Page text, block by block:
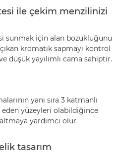
ile çekim menzilinizi
sunmak için alan bozukluğunu
kromatik sapmayı kontrol
düşük yayılımlı cama sahiptir.
yanı sıra 3 katmanlı
yüzeyleri olabildiğince
yardımcı olur.
tasarım